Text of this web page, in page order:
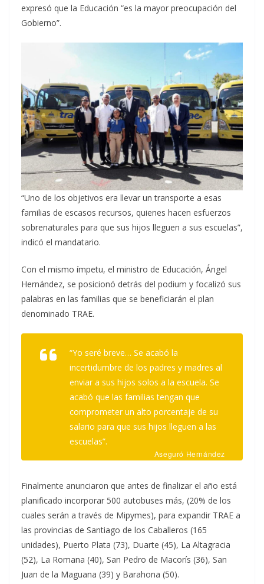
expresó que la Educación “es la mayor preocupación del
Gobierno”.
“Uno de los objetivos era llevar un transporte a esas
familias de escasos recursos, quienes hacen esfuerzos
sobrenaturales para que sus hijos lleguen a sus escuelas”,
indicó el mandatario.
Con el mismo ímpetu, el ministro de Educación, Ángel
Hernández, se posicionó detrás del podium y focalizó sus
palabras en las familias que se beneficiarán el plan
denominado TRAE.
“Yo seré breve… Se acabó la
incertidumbre de los padres y madres al
enviar a sus hijos solos a la escuela. Se
acabó que las familias tengan que
comprometer un alto porcentaje de su
salario para que sus hijos lleguen a las
escuelas”.
Aseguró Hernández
Finalmente anunciaron que antes de finalizar el año está
planificado incorporar 500 autobuses más, (20% de los
cuales serán a través de Mipymes), para expandir TRAE a
las provincias de Santiago de los Caballeros (165
unidades), Puerto Plata (73), Duarte (45), La Altagracia
(52), La Romana (40), San Pedro de Macorís (36), San
Juan de la Maguana (39) y Barahona (50).